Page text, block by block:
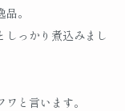
。
しっかり煮込みまし
と言います。